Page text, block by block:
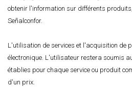
obtenir l'information sur différents
Señalconfor.
L'utilisation de services et l'acquisition de
électronique. L'utilisateur restera soumis
établies pour chaque service ou produit
d'un prix.